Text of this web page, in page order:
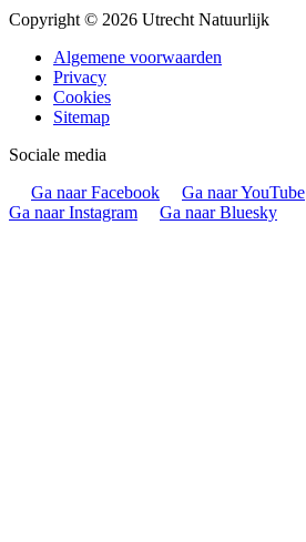
Copyright © 2026 Utrecht Natuurlijk
Algemene voorwaarden
Privacy
Cookies
Sitemap
Sociale media
Ga naar Facebook
Ga naar YouTube
Ga naar Instagram
Ga naar Bluesky